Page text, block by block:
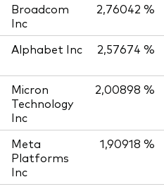
Broadcom
Inc
2,76042 %
Alphabet Inc 2,57674 %
Micron
Technology
Inc
2,00898 %
Meta
Platforms
Inc
1,90918 %